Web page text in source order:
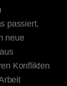
passiert,
neue
Konflikten